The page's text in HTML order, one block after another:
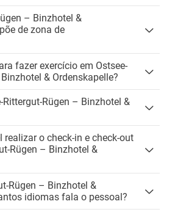
– Binzhotel &
de zona de
fazer exercício em Ostsee-
& Ordenskapelle?
Rittergut-Rügen – Binzhotel &
realizar o check-in e check-out
Rügen – Binzhotel &
Rügen – Binzhotel &
idiomas fala o pessoal?